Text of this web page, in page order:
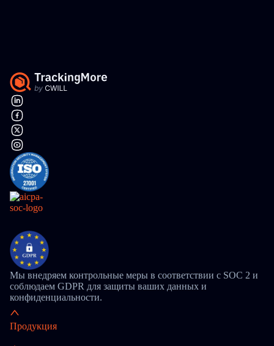
Мы внедряем контрольные меры в соответствии с SOC 2 и
соблюдаем GDPR для защиты ваших данных и
конфиденциальности.
Продукция